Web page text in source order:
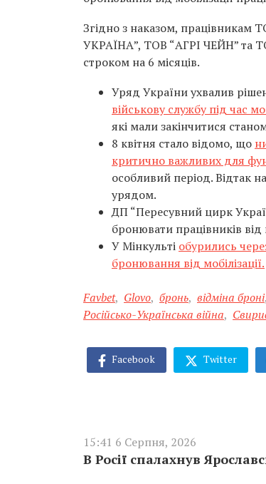
Згідно з наказом,
УКРАЇНА”, ТОВ “АГРІ ЧЕЙН” та
строком на 6 місяців.
Уряд України ухвалив
військову службу під час
які мали закінчитися
8 квітня стало відомо, що
критично важливих для
особливий період. Відтак
урядом.
ДП “Пересувний цирк
бронювати працівників від
У Мінкульті обурились
бронювання від мобілізації.
Favbet, Glovo, бронь, відміна броні,
Російсько-Українська війна,
Facebook Twitter
15:41 6 Серпня, 2026
В Росії спалахнув